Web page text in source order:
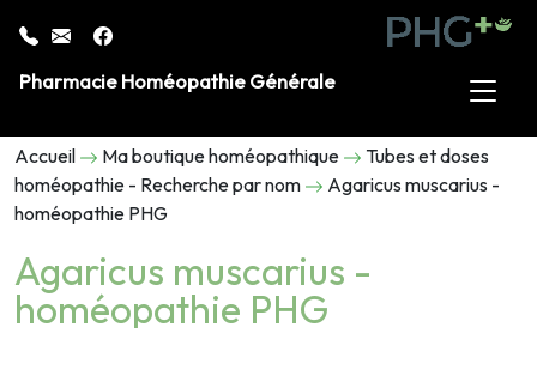
Pharmacie Homéopathie Générale
Accueil Ma boutique homéopathique
Tubes et doses
homéopathie - Recherche par nom
Agaricus muscarius -
homéopathie PHG
Agaricus muscarius -
homéopathie PHG